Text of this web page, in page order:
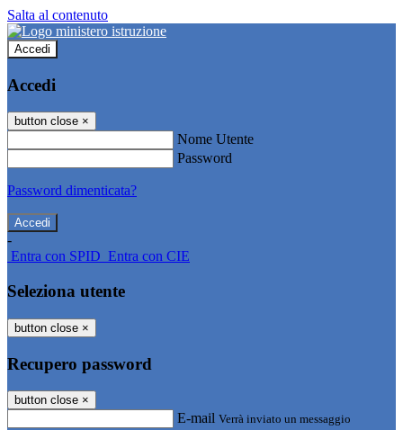
Salta al contenuto
Accedi
Accedi
button close ×
Nome Utente
Password
Password dimenticata?
-
Entra con SPID Entra con CIE
Seleziona utente
button close ×
Recupero password
button close ×
E-mail Verrà inviato un messaggio